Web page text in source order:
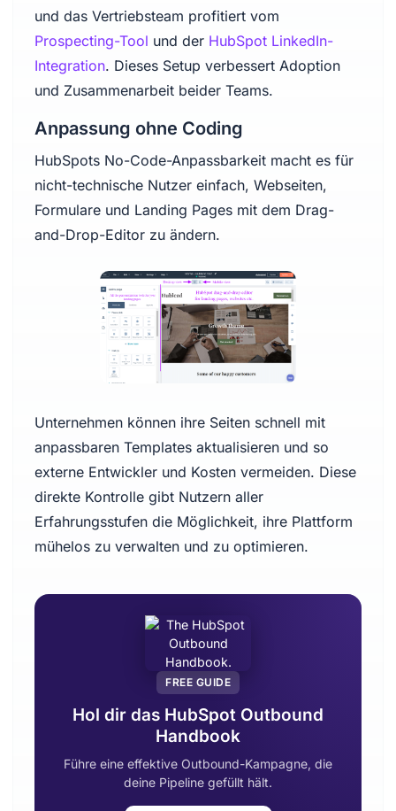
und das Vertriebsteam profitiert vom
Prospecting-Tool und der HubSpot LinkedIn-
Integration. Dieses Setup verbessert Adoption
und Zusammenarbeit beider Teams.
Anpassung ohne Coding
HubSpots No-Code-Anpassbarkeit macht es für
nicht-technische Nutzer einfach, Webseiten,
Formulare und Landing Pages mit dem Drag-
and-Drop-Editor zu ändern.
Unternehmen können ihre Seiten schnell mit
anpassbaren Templates aktualisieren und so
externe Entwickler und Kosten vermeiden. Diese
direkte Kontrolle gibt Nutzern aller
Erfahrungsstufen die Möglichkeit, ihre Plattform
mühelos zu verwalten und zu optimieren.
FREE GUIDE
Hol dir das HubSpot Outbound
Handbook
Führe eine effektive Outbound-Kampagne, die
deine Pipeline gefüllt hält.